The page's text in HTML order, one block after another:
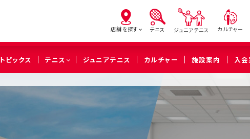
店舗を探す
亀有 北砂
（江東区）
西
テニス ジュニアテニス カルチャー
トピックス テニス ジュニアテニス カルチャー 施設案内 入